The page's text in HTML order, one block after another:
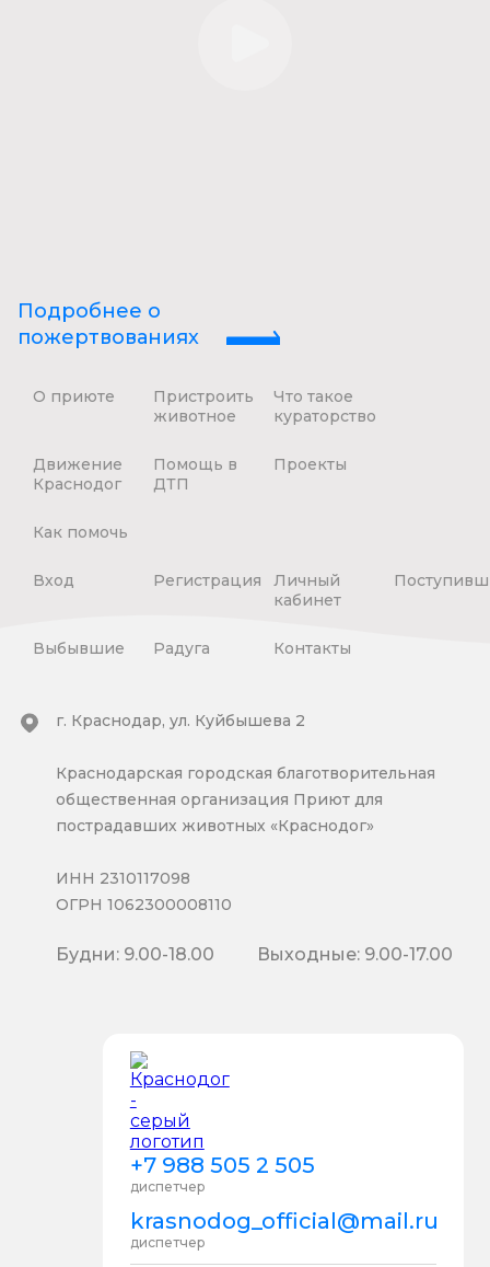
Подробнее о
пожертвованиях
О приюте
Пристроить
животное
Что такое
кураторство
Движение
Краснодог
Помощь в
ДТП
Проекты
Как помочь
Вход Регистрация
Личный
кабинет
Выбывшие Радуга Контакты
+7 988 505 2 505
диспетчер
krasnodog_official@mail.ru
диспетчер
г. Краснодар, ул. Куйбышева 2
Краснодарская городская благотворительная
общественная организация Приют для
пострадавших животных «Краснодог»
ИНН 2310117098
ОГРН 1062300008110
Будни: 9.00-18.00 Выходные: 9.00-17.00